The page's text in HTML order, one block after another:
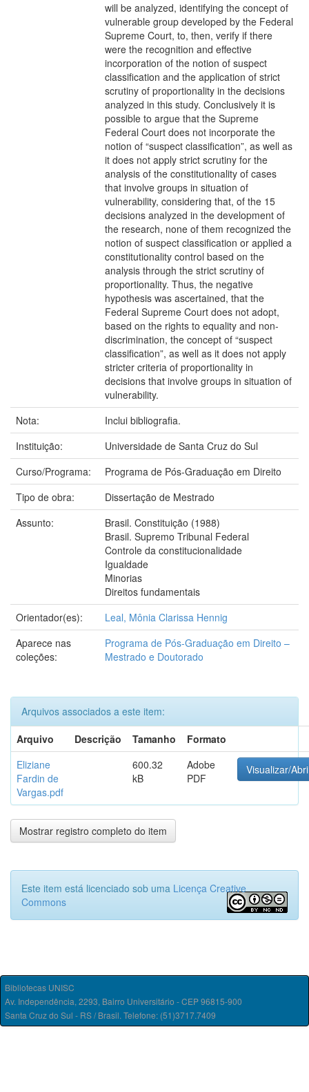
will be analyzed, identifying the concept of
vulnerable group developed by the Federal
Supreme Court, to, then, verify if there
were the recognition and effective
incorporation of the notion of suspect
classification and the application of strict
scrutiny of proportionality in the decisions
analyzed in this study. Conclusively it is
possible to argue that the Supreme
Federal Court does not incorporate the
notion of “suspect classification”, as well as
it does not apply strict scrutiny for the
analysis of the constitutionality of cases
that involve groups in situation of
vulnerability, considering that, of the 15
decisions analyzed in the development of
the research, none of them recognized the
notion of suspect classification or applied a
constitutionality control based on the
analysis through the strict scrutiny of
proportionality. Thus, the negative
hypothesis was ascertained, that the
Federal Supreme Court does not adopt,
based on the rights to equality and non-
discrimination, the concept of “suspect
classification”, as well as it does not apply
stricter criteria of proportionality in
decisions that involve groups in situation of
vulnerability.
Nota:
Inclui bibliografia.
Instituição:
Universidade de Santa Cruz do Sul
Curso/Programa:
Programa de Pós-Graduação em Direito
Tipo de obra:
Dissertação de Mestrado
Assunto:
Brasil. Constituição (1988)
Brasil. Supremo Tribunal Federal
Controle da constitucionalidade
Igualdade
Minorias
Direitos fundamentais
Orientador(es):
Leal, Mônia Clarissa Hennig
Aparece nas
coleções:
Programa de Pós-Graduação em Direito –
Mestrado e Doutorado
Arquivos associados a este item:
Arquivo
Descrição Tamanho
Formato
Eliziane
Fardin de
Vargas.pdf
600.32
kB
Adobe
PDF
Visualizar/
Mostrar registro completo do item
Este item está licenciado sob uma Licença Creative
Commons
Bibliotecas UNISC
Av. Independência, 2293, Bairro Universitário - CEP 96815-900
Santa Cruz do Sul - RS / Brasil. Telefone: (51)3717.7409